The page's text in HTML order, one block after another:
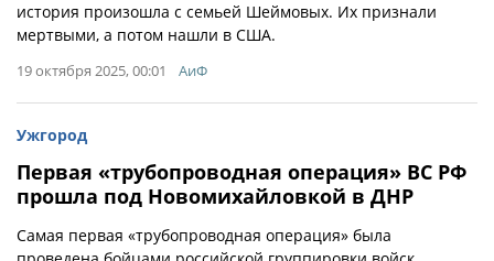
история произошла с семьей Шеймовых. Их признали
мертвыми, а потом нашли в США.
19 октября 2025, 00:01 АиФ
Ужгород
Первая «трубопроводная операция» ВС РФ
прошла под Новомихайловкой в ДНР
Самая первая «трубопроводная операция» была